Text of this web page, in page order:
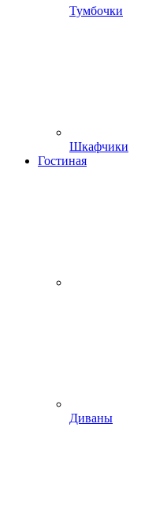
Тумбочки
Шкафчики
Гостиная
Диваны